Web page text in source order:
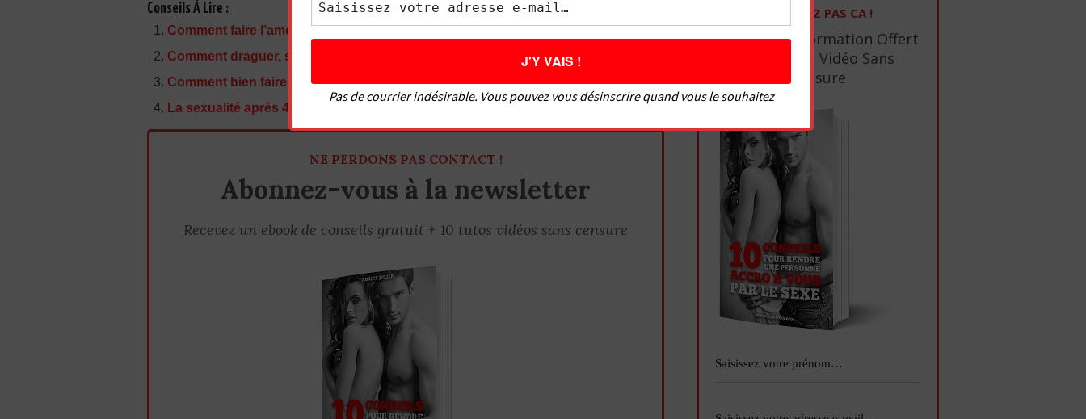
Conseils À Lire :
Comment faire l’amour à une femme et la rendre folle ?
Comment draguer, séduire et coucher avec une fille ?
Comment bien faire l’amour à sa copine la première fois
La sexualité après 40 ans
NE PERDONS PAS CONTACT !
Abonnez-vous à la newsletter
Recevez un ebook de conseils gratuit + 10 tutos vidéos sans censure
NE RATEZ PAS CA !
1 Ebook De Formation Offert
+ 10 Tutos Vidéo Sans
Censure
Pas de courrier indésirable. Vous pouvez vous désinscrire quand vous le souhaitez